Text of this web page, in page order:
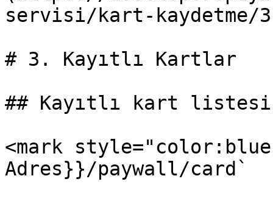
servisi/kart-
# 3. Kayıtlı Kartlar
## Kayıtlı kart listesi
<mark
Adres}}/paywall/card`